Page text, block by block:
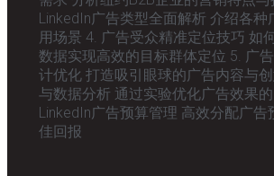
LinkedIn广告类型全面解析 介绍各种
用场景 4. 广告受众精准定位技巧 如
数据实现高效的目标群体定位 5. 广
计优化 打造吸引眼球的广告内容与
与数据分析 通过实验优化广告效果的
LinkedIn广告预算管理 高效分配广告
佳回报